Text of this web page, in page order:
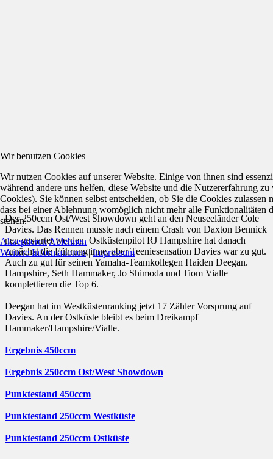
Der 250ccm Ost/West Showdown geht an den Neuseeländer Cole
Davies. Das Rennen musste nach einem Crash von Daxton Bennick
neu gestartet werden. Ostküstenpilot RJ Hampshire hat danach
zunächst die Führung inne, aber Teeniesensation Davies war zu gut.
Auch zu gut für seinen Yamaha-Teamkollegen Haiden Deegan.
Hampshire, Seth Hammaker, Jo Shimoda und Tiom Vialle
komplettieren die Top 6.
Deegan hat im Westküstenranking jetzt 17 Zähler Vorsprung auf
Davies. An der Ostküste bleibt es beim Dreikampf
Hammaker/Hampshire/Vialle.
Ergebnis 450ccm
Ergebnis 250ccm Ost/West Showdown
Punktestand 450ccm
Punktestand 250ccm Westküste
Punktestand 250ccm Ostküste
Wir benutzen Cookies
Wir nutzen Cookies auf unserer Website. Einige von ihnen sind
während andere uns helfen, diese Website und die Nutzererfahrung zu
Cookies). Sie können selbst entscheiden, ob Sie die Cookies zulassen
dass bei einer Ablehnung womöglich nicht mehr alle Funktionalitäten
stehen.
AkzeptierenAblehnen
Weitere Informationen|Impressum